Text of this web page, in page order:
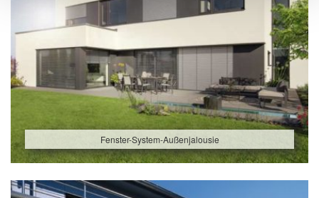
Fenster-System-Außenjalousie